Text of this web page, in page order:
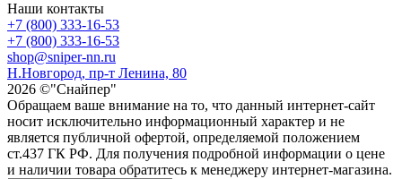
Наши контакты
+7 (800) 333-16-53
+7 (800) 333-16-53
shop@sniper-nn.ru
Н.Новгород, пр-т Ленина, 80
2026 ©"Снайпер"
Обращаем ваше внимание на то, что данный интернет-сайт
носит исключительно информационный характер и не
является публичной офертой, определяемой положением
ст.437 ГК РФ. Для получения подробной информации о цене
и наличии товара обратитесь к менеджеру интернет-магазина.